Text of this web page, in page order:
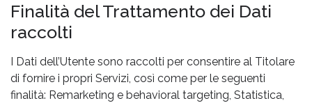
Finalità del Trattamento dei Dati
raccolti
I Dati dell’Utente sono raccolti per consentire al Titolare
di fornire i propri Servizi, così come per le seguenti
finalità: Remarketing e behavioral targeting, Statistica,